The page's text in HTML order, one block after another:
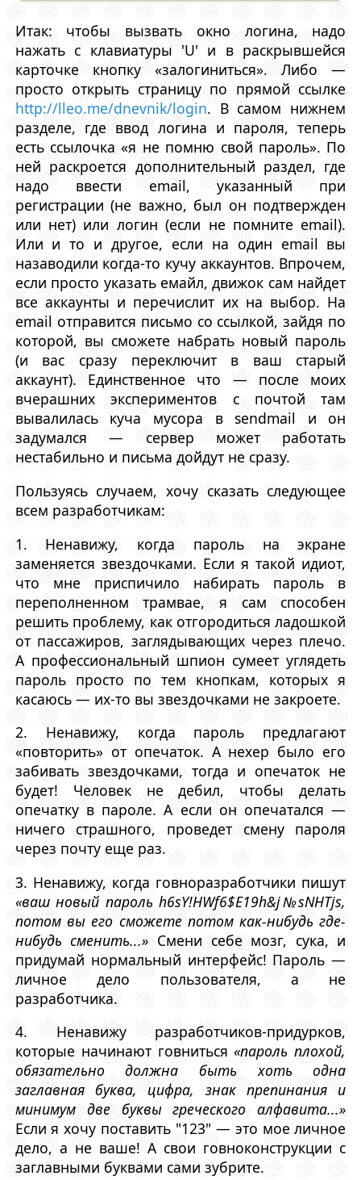
Итак: чтобы вызвать окно логина, надо
нажать с клавиатуры 'U' и в раскрывшейся
карточке кнопку «залогиниться». Либо —
просто открыть страницу по прямой ссылке
http://lleo.me/dnevnik/login. В самом нижнем
разделе, где ввод логина и пароля, теперь
есть ссылочка «я не помню свой пароль». По
ней раскроется дополнительный раздел, где
надо ввести email, указанный при
регистрации (не важно, был он подтвержден
или нет) или логин (если не помните email).
Или и то и другое, если на один email вы
назаводили когда-то кучу аккаунтов. Впрочем,
если просто указать емайл, движок сам найдет
все аккаунты и перечислит их на выбор. На
email отправится письмо со ссылкой, зайдя по
которой, вы сможете набрать новый пароль
(и вас сразу переключит в ваш старый
аккаунт). Единственное что — после моих
вчерашних экспериментов с почтой там
вывалилась куча мусора в sendmail и он
задумался — сервер может работать
нестабильно и письма дойдут не сразу.
Пользуясь случаем, хочу сказать следующее
всем разработчикам:
1. Ненавижу, когда пароль на экране
заменяется звездочками. Если я такой идиот,
что мне приспичило набирать пароль в
переполненном трамвае, я сам способен
решить проблему, как отгородиться ладошкой
от пассажиров, заглядывающих через плечо.
А профессиональный шпион сумеет углядеть
пароль просто по тем кнопкам, которых я
касаюсь — их-то вы звездочками не закроете.
2. Ненавижу, когда пароль предлагают
«повторить» от опечаток. А нехер было его
забивать звездочками, тогда и опечаток не
будет! Человек не дебил, чтобы делать
опечатку в пароле. А если он опечатался —
ничего страшного, проведет смену пароля
через почту еще раз.
3. Ненавижу, когда говноразработчики пишут
«ваш новый пароль h6sY!HWf6$E19h&j№sNHTjs,
потом вы его сможете потом как-нибудь где-
нибудь сменить...» Смени себе мозг, сука, и
придумай нормальный интерфейс! Пароль —
личное дело пользователя, а не
разработчика.
4. Ненавижу разработчиков-придурков,
которые начинают говниться«пароль плохой,
обязательно должна быть хоть одна
заглавная буква, цифра, знак препинания и
минимум две буквы греческого алфавита...»
Если я хочу поставить "123" — это мое личное
дело, а не ваше! А свои говноконструкции с
заглавными буквами сами зубрите.